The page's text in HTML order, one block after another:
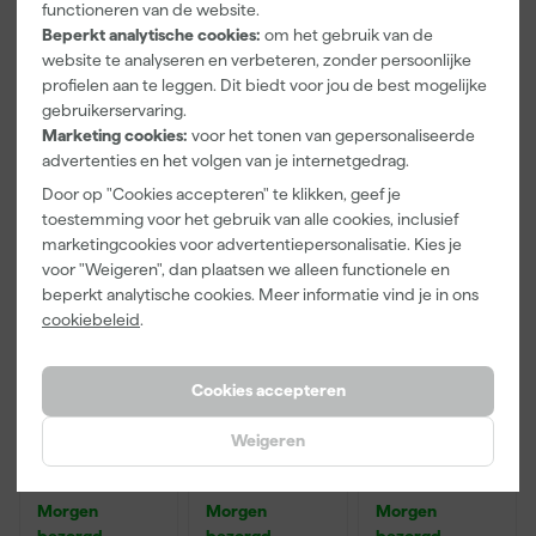
functioneren van de website.
Beperkt analytische cookies: om het gebruik van de
website te analyseren en verbeteren, zonder persoonlijke
profielen aan te leggen. Dit biedt voor jou de best mogelijke
gebruikerservaring.
Marketing cookies: voor het tonen van gepersonaliseerde
advertenties en het volgen van je internetgedrag.
Door op "Cookies accepteren" te klikken, geef je
toestemming voor het gebruik van alle cookies, inclusief
marketingcookies voor advertentiepersonalisatie. Kies je
voor "Weigeren", dan plaatsen we alleen functionele en
beperkt analytische cookies. Meer informatie vind je in ons
cookiebeleid.
Cookies accepteren
Weigeren
bezorgd
32,67
incl. BTW
bezorgd
incl. BTW
- Met
uitademventi
el
incl. BTW
50mx24mm
Morgen
Go!Paint
Economy S
10cm Roller -
15 x 32 cm + 5
Morgen
6-delig
Morgen